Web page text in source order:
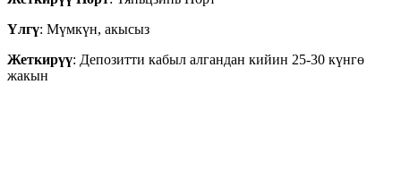
Үлгү: Мүмкүн, акысыз
Жеткирүү: Депозитти кабыл алгандан кийин 25-30 күнгө
жакын